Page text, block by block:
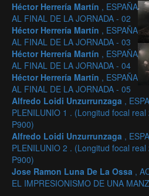
Héctor Herrería Martín , ESPAÑA
AL FINAL DE LA JORNADA - 02
Héctor Herrería Martín , ESPAÑA
AL FINAL DE LA JORNADA - 03
Héctor Herrería Martín , ESPAÑA
AL FINAL DE LA JORNADA - 04
Héctor Herrería Martín , ESPAÑA
AL FINAL DE LA JORNADA - 05
Alfredo Loidi Unzurrunzaga ,
PLENILUNIO 1 . (Longitud focal
P900)
Alfredo Loidi Unzurrunzaga ,
PLENILUNIO 2 . (Longitud focal
P900)
Jose Ramon Luna De La Ossa ,
EL IMPRESIONISMO DE UNA